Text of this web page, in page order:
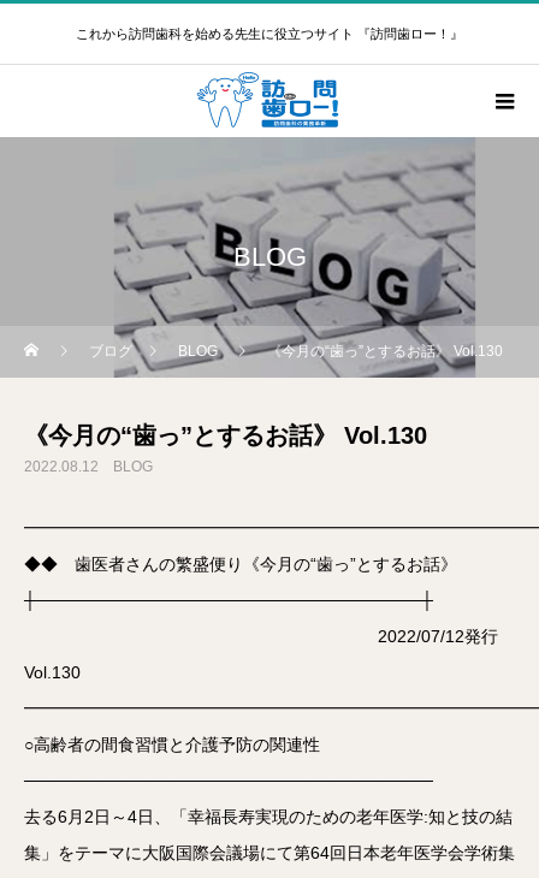
これから訪問歯科を始める先生に役立つサイト 『訪問歯ロー！』
BLOG
ブログ BLOG 《今月の“歯っ”とするお話》 Vol.130
《今月の“歯っ”とするお話》 Vol.130
2022.08.12 BLOG
◆◆ 歯医者さんの繁盛便り《今月の“歯っ”とするお話》
┼────────────────────────────────┼
2022/07/12発行
Vol.130
○高齢者の間食習慣と介護予防の関連性
──────────────────────────────────
去る6月2日～4日、「幸福長寿実現のための老年医学:知と技の結
集」をテーマに大阪国際会議場にて第64回日本老年医学会学術集